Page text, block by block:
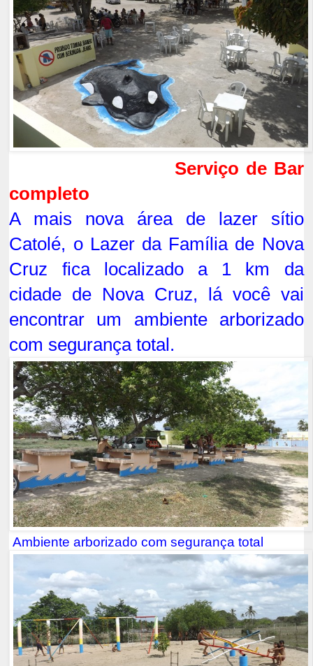
Serviço de Bar
completo
A mais nova área de lazer sítio
Catolé, o Lazer da Família de Nova
Cruz fica localizado a 1 km da
cidade de Nova Cruz, lá você vai
encontrar um ambiente arborizado
com segurança total.
Ambiente arborizado com segurança total